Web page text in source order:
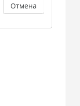
Отмена